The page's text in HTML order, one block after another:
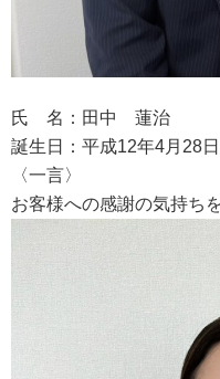
氏 名：田中 蓮治
誕生日：平成12年4月28日
〈一言〉
お客様への感謝の気持ち